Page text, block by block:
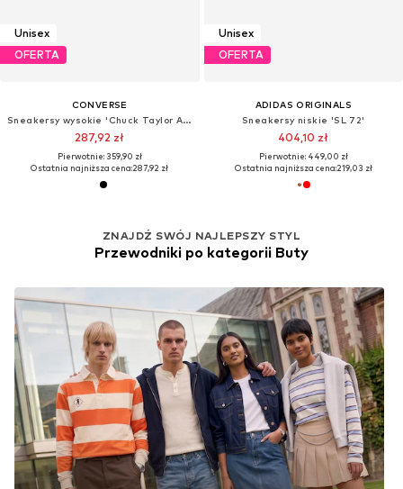
Unisex
OFERTA
CONVERSE
Sneakersy wysokie 'Chuck Taylor All Star'
287,92 zł
Pierwotnie: 359,90 zł
Ostatnia najniższa cena:287,92 zł
Unisex
OFERTA
ADIDAS ORIGINALS
Sneakersy niskie 'SL 72'
404,10 zł
Pierwotnie: 449,00 zł
Ostatnia najniższa cena:219,03 zł
ZNAJDŹ SWÓJ NAJLEPSZY STYL
Przewodniki po kategorii Buty